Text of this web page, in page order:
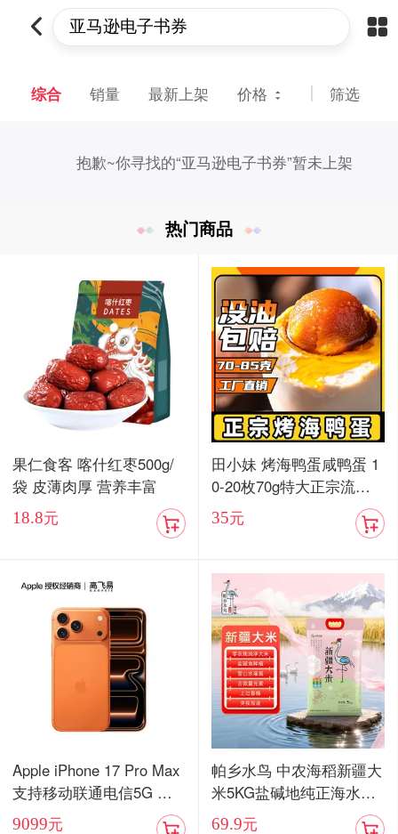
综合 销量 最新上架 价格 筛选
抱歉~你寻找的“亚马逊电子书券”暂未上架
热门商品
果仁食客 喀什红枣500g/
袋 皮薄肉厚 营养丰富
18.8元
田小妹 烤海鸭蛋咸鸭蛋 1
0-20枚70g特大正宗流油
烤海鸭蛋广东红树林整箱
包邮
35元
Apple iPhone 17 Pro Max
支持移动联通电信5G 双
卡双待手机【现货发售】
9099元
帕乡水鸟 中农海稻新疆大
米5KG盐碱地纯正海水稻
当季新米
69.9元